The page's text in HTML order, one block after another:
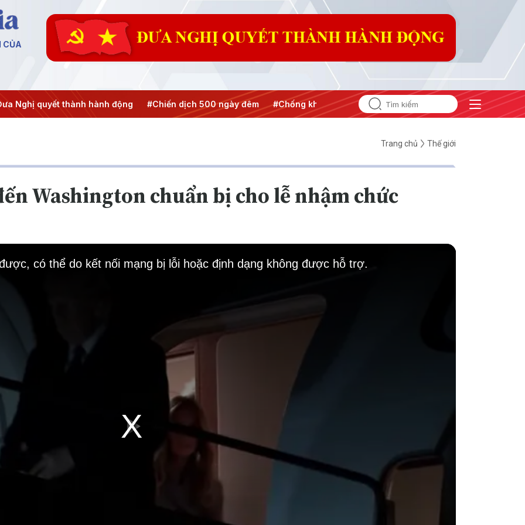
CỦA
quyết thành hành động #Chiến dịch 500 ngày đêm #Chống khai thác IUU #Căng thẳng Trung Đông #An ninh
Trang chủ Thế giới
Washington chuẩn bị cho lễ nhậm chức
Play
có thể do kết nối mạng bị lỗi hoặc định dạng không được hỗ trợ.